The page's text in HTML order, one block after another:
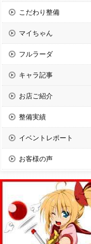
こだわり整備
マイちゃん
フルラーダ
キャラ記事
お店ご紹介
整備実績
イベントレポート
お客様の声